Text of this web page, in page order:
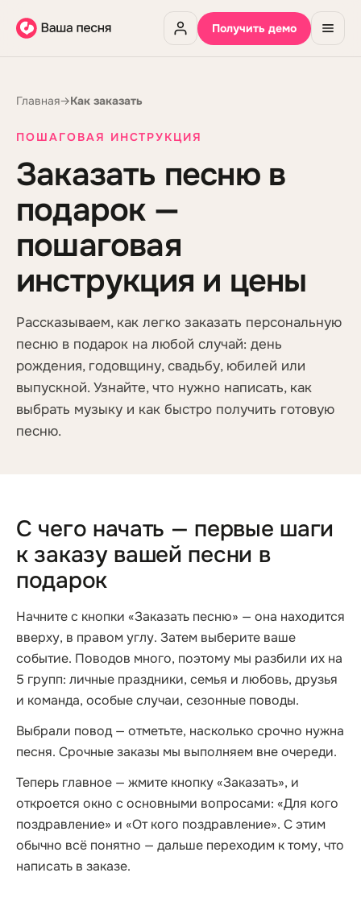
Получить демо
Главная→Как заказать
ПОШАГОВАЯ ИНСТРУКЦИЯ
Заказать песню в
подарок —
пошаговая
инструкция и цены
Рассказываем, как легко заказать персональную
песню в подарок на любой случай: день
рождения, годовщину, свадьбу, юбилей или
выпускной. Узнайте, что нужно написать, как
выбрать музыку и как быстро получить готовую
песню.
С чего начать — первые шаги
к заказу вашей песни в
подарок
Начните с кнопки «Заказать песню» — она находится
вверху, в правом углу. Затем выберите ваше
событие. Поводов много, поэтому мы разбили их на
5 групп: личные праздники, семья и любовь, друзья
и команда, особые случаи, сезонные поводы.
Выбрали повод — отметьте, насколько срочно нужна
песня. Срочные заказы мы выполняем вне очереди.
Теперь главное — жмите кнопку «Заказать», и
откроется окно с основными вопросами: «Для кого
поздравление» и «От кого поздравление». С этим
обычно всё понятно — дальше переходим к тому, что
написать в заказе.